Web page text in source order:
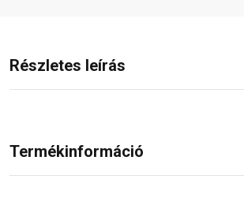
Részletes leírás
Termékinformáció